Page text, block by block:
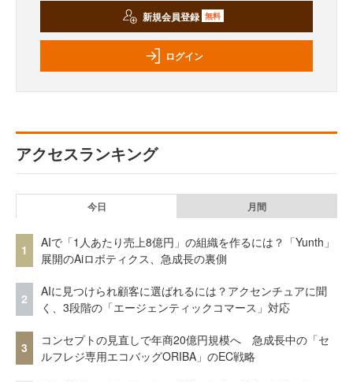
新規会員登録 無料
ログイン
アクセスランキング
今日 月間
1
AIで「1人あたり売上8億円」の組織を作るには？「Yunth」
展開のAiロボティクス、急成長の裏側
2
AIに見つけられ顧客に選ばれるには？アクセンチュアに聞
く、3段階の「エージェンティックコマース」対応
3
コンセプトの見直しで年商20億円規模へ 急成長中の「セ
ルフレジ専用エコバッグORIBA」のEC戦略